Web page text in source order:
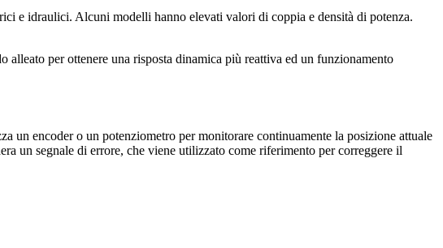
e idraulici. Alcuni modelli hanno elevati valori di coppia e densità di potenza.
per ottenere una risposta dinamica più reattiva ed un funzionamento
un encoder o un potenziometro per monitorare continuamente la posizione attuale
un segnale di errore, che viene utilizzato come riferimento per correggere il